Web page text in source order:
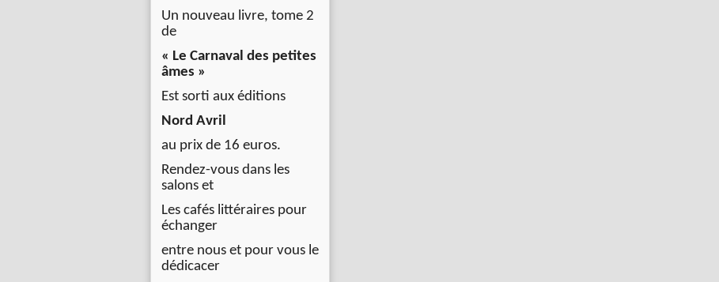
Un nouveau livre, tome 2
de
« Le Carnaval des petites
âmes »
Est sorti aux éditions
Nord Avril
au prix de 16 euros.
Rendez-vous dans les
salons et
Les cafés littéraires pour
échanger
entre nous et pour vous le
dédicacer